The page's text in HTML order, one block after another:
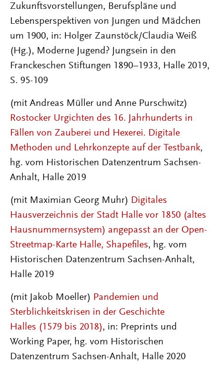
Zukunftsvorstellungen, Berufspläne und
Lebensperspektiven von Jungen und Mädchen
um 1900, in: Holger Zaunstöck/Claudia Weiß
(Hg.), Moderne Jugend? Jungsein in den
Franckeschen Stiftungen 1890–1933, Halle 2019,
S. 95-109
(mit Andreas Müller und Anne Purschwitz)
Rostocker Urgichten des 16. Jahrhunderts in
Fällen von Zauberei und Hexerei. Digitale
Methoden und Lehrkonzepte auf der Testbank,
hg. vom Historischen Datenzentrum Sachsen-
Anhalt, Halle 2019
(mit Maximian Georg Muhr) Digitales
Hausverzeichnis der Stadt Halle vor 1850 (altes
Hausnummernsystem) angepasst an der Open-
Streetmap-Karte Halle, Shapefiles, hg. vom
Historischen Datenzentrum Sachsen-Anhalt,
Halle 2019
(mit Jakob Moeller) Pandemien und
Sterblichkeitskrisen in der Geschichte
Halles (1579 bis 2018), in: Preprints und
Working Paper, hg. vom Historischen
Datenzentrum Sachsen-Anhalt, Halle 2020